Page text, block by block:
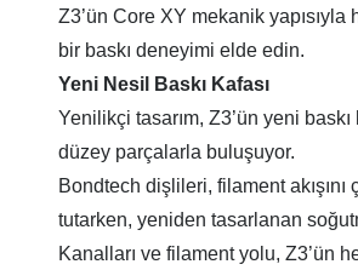
Z3’ün Core XY mekanik yapısıyla
bir baskı deneyimi elde edin.
Yeni Nesil Baskı Kafası
Yenilikçi tasarım, Z3’ün yeni baskı
düzey parçalarla buluşuyor.
Bondtech dişlileri, filament akışını
tutarken, yeniden tasarlanan
Kanalları ve filament yolu, Z3’ün